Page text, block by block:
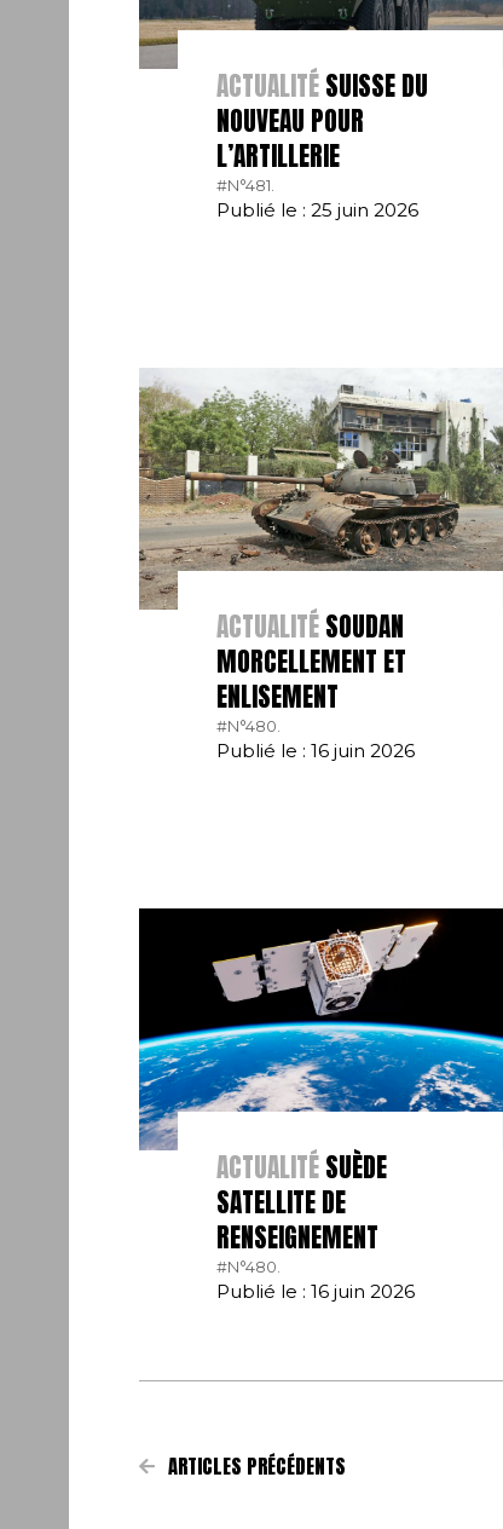
ACTUALITÉSUISSE DU
NOUVEAU POUR
L’ARTILLERIE
#N°481.
Publié le : 25 juin 2026
ACTUALITÉSOUDAN
MORCELLEMENT ET
ENLISEMENT
#N°480.
Publié le : 16 juin 2026
ACTUALITÉSUÈDE
SATELLITE DE
RENSEIGNEMENT
#N°480.
Publié le : 16 juin 2026
ARTICLES PRÉCÉDENTS